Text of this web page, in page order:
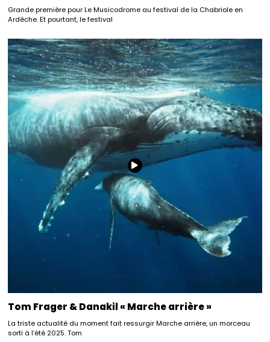
Grande première pour Le Musicodrome au festival de la Chabriole en
Ardèche. Et pourtant, le festival
Tom Frager & Danakil « Marche arrière »
La triste actualité du moment fait ressurgir Marche arrière, un morceau
sorti à l’été 2025. Tom